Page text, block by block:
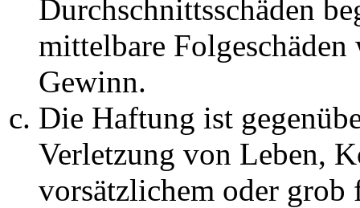
Durchschnittsschäden
mittelbare Folgeschäden
Gewinn.
Die Haftung ist
Verletzung von Leben,
vorsätzlichem oder grob